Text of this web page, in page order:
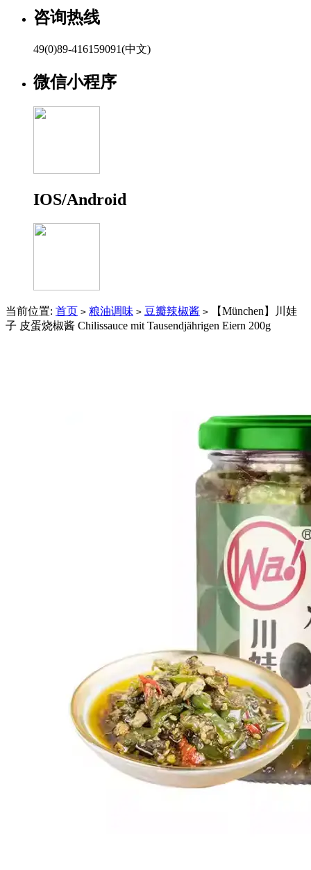
咨询热线
49(0)89-416159091(中文)
微信小程序
IOS/Android
当前位置: 首页 > 粮油调味 > 豆瓣辣椒酱 > 【München】川娃
子 皮蛋烧椒酱 Chilissauce mit Tausendjährigen Eiern 200g